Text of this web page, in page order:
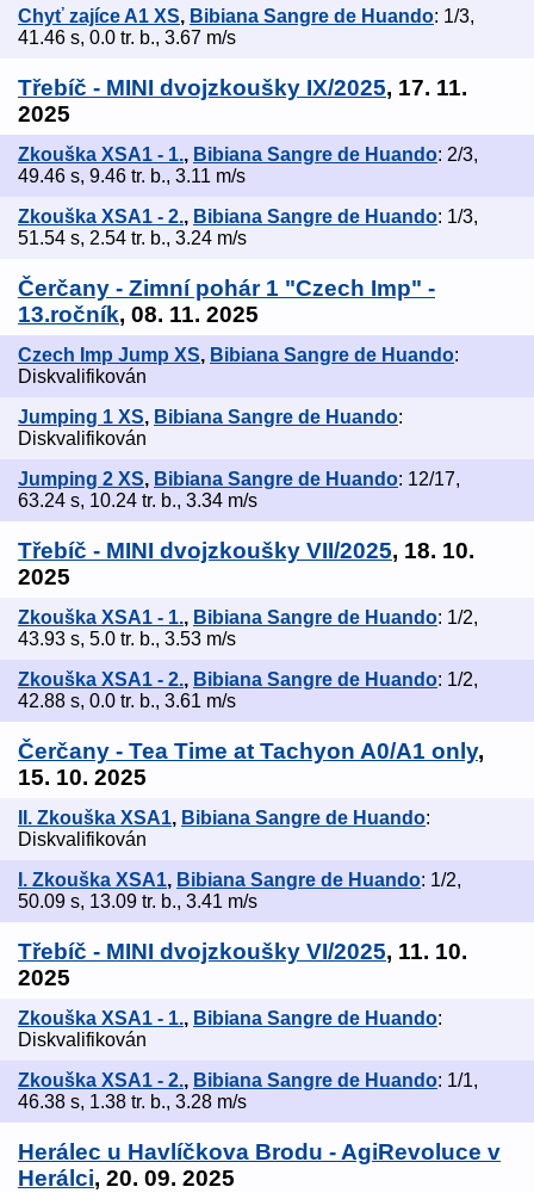
Chyť zajíce A1 XS, Bibiana Sangre de Huando: 1/3,
41.46 s, 0.0 tr. b., 3.67 m/s
Třebíč - MINI dvojzkoušky IX/2025, 17. 11.
2025
Zkouška XSA1 - 1., Bibiana Sangre de Huando: 2/3,
49.46 s, 9.46 tr. b., 3.11 m/s
Zkouška XSA1 - 2., Bibiana Sangre de Huando: 1/3,
51.54 s, 2.54 tr. b., 3.24 m/s
Čerčany - Zimní pohár 1 "Czech Imp" -
13.ročník, 08. 11. 2025
Czech Imp Jump XS, Bibiana Sangre de Huando:
Diskvalifikován
Jumping 1 XS, Bibiana Sangre de Huando:
Diskvalifikován
Jumping 2 XS, Bibiana Sangre de Huando: 12/17,
63.24 s, 10.24 tr. b., 3.34 m/s
Třebíč - MINI dvojzkoušky VII/2025, 18. 10.
2025
Zkouška XSA1 - 1., Bibiana Sangre de Huando: 1/2,
43.93 s, 5.0 tr. b., 3.53 m/s
Zkouška XSA1 - 2., Bibiana Sangre de Huando: 1/2,
42.88 s, 0.0 tr. b., 3.61 m/s
Čerčany - Tea Time at Tachyon A0/A1 only,
15. 10. 2025
II. Zkouška XSA1, Bibiana Sangre de Huando:
Diskvalifikován
I. Zkouška XSA1, Bibiana Sangre de Huando: 1/2,
50.09 s, 13.09 tr. b., 3.41 m/s
Třebíč - MINI dvojzkoušky VI/2025, 11. 10.
2025
Zkouška XSA1 - 1., Bibiana Sangre de Huando:
Diskvalifikován
Zkouška XSA1 - 2., Bibiana Sangre de Huando: 1/1,
46.38 s, 1.38 tr. b., 3.28 m/s
Herálec u Havlíčkova Brodu - AgiRevoluce v
Herálci, 20. 09. 2025